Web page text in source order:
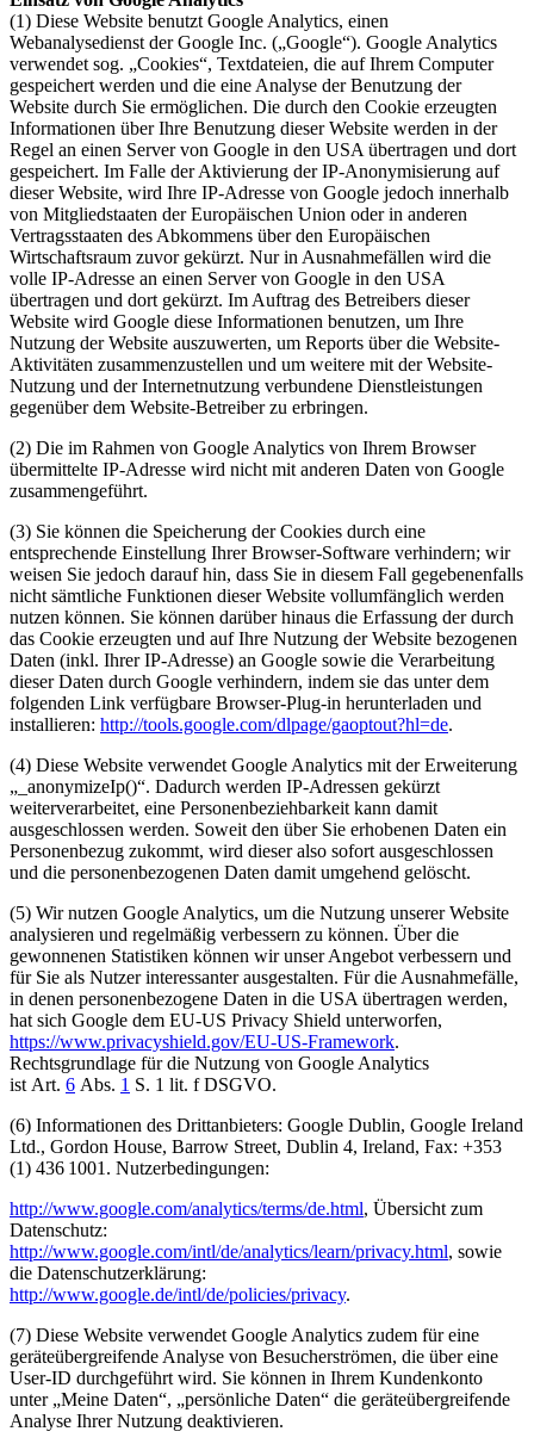
(1) Diese Website benutzt Google Analytics, einen
Webanalysedienst der Google Inc. („Google“). Google Analytics
verwendet sog. „Cookies“, Textdateien, die auf Ihrem Computer
gespeichert werden und die eine Analyse der Benutzung der
Website durch Sie ermöglichen. Die durch den Cookie erzeugten
Informationen über Ihre Benutzung dieser Website werden in der
Regel an einen Server von Google in den USA übertragen und dort
gespeichert. Im Falle der Aktivierung der IP-Anonymisierung auf
dieser Website, wird Ihre IP-Adresse von Google jedoch innerhalb
von Mitgliedstaaten der Europäischen Union oder in anderen
Vertragsstaaten des Abkommens über den Europäischen
Wirtschaftsraum zuvor gekürzt. Nur in Ausnahmefällen wird die
volle IP-Adresse an einen Server von Google in den USA
übertragen und dort gekürzt. Im Auftrag des Betreibers dieser
Website wird Google diese Informationen benutzen, um Ihre
Nutzung der Website auszuwerten, um Reports über die Website-
Aktivitäten zusammenzustellen und um weitere mit der Website-
Nutzung und der Internetnutzung verbundene Dienstleistungen
gegenüber dem Website-Betreiber zu erbringen.
(2) Die im Rahmen von Google Analytics von Ihrem Browser
übermittelte IP-Adresse wird nicht mit anderen Daten von Google
zusammengeführt.
(3) Sie können die Speicherung der Cookies durch eine
entsprechende Einstellung Ihrer Browser-Software verhindern; wir
weisen Sie jedoch darauf hin, dass Sie in diesem Fall gegebenenfalls
nicht sämtliche Funktionen dieser Website vollumfänglich werden
nutzen können. Sie können darüber hinaus die Erfassung der durch
das Cookie erzeugten und auf Ihre Nutzung der Website bezogenen
Daten (inkl. Ihrer IP-Adresse) an Google sowie die Verarbeitung
dieser Daten durch Google verhindern, indem sie das unter dem
folgenden Link verfügbare Browser-Plug-in herunterladen und
installieren: http://tools.google.com/dlpage/gaoptout?hl=de.
(4) Diese Website verwendet Google Analytics mit der Erweiterung
„_anonymizeIp()“. Dadurch werden IP-Adressen gekürzt
weiterverarbeitet, eine Personenbeziehbarkeit kann damit
ausgeschlossen werden. Soweit den über Sie erhobenen Daten ein
Personenbezug zukommt, wird dieser also sofort ausgeschlossen
und die personenbezogenen Daten damit umgehend gelöscht.
(5) Wir nutzen Google Analytics, um die Nutzung unserer Website
analysieren und regelmäßig verbessern zu können. Über die
gewonnenen Statistiken können wir unser Angebot verbessern und
für Sie als Nutzer interessanter ausgestalten. Für die Ausnahmefälle,
in denen personenbezogene Daten in die USA übertragen werden,
hat sich Google dem EU-US Privacy Shield unterworfen,
https://www.privacyshield.gov/EU-US-Framework.
Rechtsgrundlage für die Nutzung von Google Analytics
ist Art. 6 Abs. 1 S. 1 lit. f DSGVO.
(6) Informationen des Drittanbieters: Google Dublin, Google Ireland
Ltd., Gordon House, Barrow Street, Dublin 4, Ireland, Fax: +353
(1) 436 1001. Nutzerbedingungen:
http://www.google.com/analytics/terms/de.html, Übersicht zum
Datenschutz:
http://www.google.com/intl/de/analytics/learn/privacy.html, sowie
die Datenschutzerklärung:
http://www.google.de/intl/de/policies/privacy.
(7) Diese Website verwendet Google Analytics zudem für eine
geräteübergreifende Analyse von Besucherströmen, die über eine
User-ID durchgeführt wird. Sie können in Ihrem Kundenkonto
unter „Meine Daten“, „persönliche Daten“ die geräteübergreifende
Analyse Ihrer Nutzung deaktivieren.